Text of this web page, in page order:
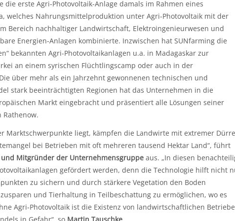
erste Agri-Photovoltaik-Anlage damals im Rahmen eines
welches Nahrungsmittelproduktion unter Agri-Photovoltaik mit der
Bereich nachhaltiger Landwirtschaft, Elektroingenieurwesen und
Energien-Anlagen kombinierte. Inzwischen hat SUNfarming die
bekannten Agri-Photovoltaikanlagen u.a. in Madagaskar zur
an einem syrischen Flüchtlingscamp oder auch in der
über mehr als ein Jahrzehnt gewonnenen technischen und
stark beeinträchtigten Regionen hat das Unternehmen in die
Markt eingebracht und präsentiert alle Lösungen seiner
Rathenow.
Marktschwerpunkte liegt, kämpfen die Landwirte mit extremer
bei Betrieben mit oft mehreren tausend Hektar Land“, führt
und Mitgründer der Unternehmensgruppe aus. „In diesen
gefördert werden, denn die Technologie hilft nicht
zu sichern und durch stärkere Vegetation den Boden
und Tierhaltung in Teilbeschattung zu ermöglichen, wo es
Agri-Photovoltaik ist die Existenz von landwirtschaftlichen